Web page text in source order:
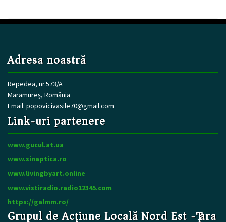
Adresa noastră
Repedea, nr.573/A
Maramureş, România
Email: popovicivasile70@gmail.com
Link-uri partenere
www.gucul.at.ua
www.sinaptica.ro
www.livingbyart.online
www.vistiradio.radio12345.com
https://galmm.ro/
Grupul de Acțiune Locală Nord Est -Țara